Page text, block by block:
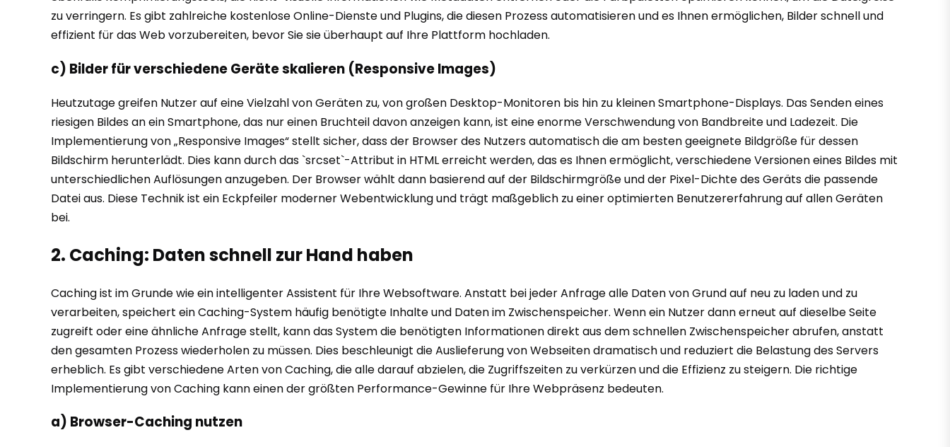
zu verringern. Es gibt zahlreiche kostenlose Online-Dienste und Plugins, die diesen Prozess automatisieren und es Ihnen ermöglichen, Bilder schnell und
effizient für das Web vorzubereiten, bevor Sie sie überhaupt auf Ihre Plattform hochladen.
c) Bilder für verschiedene Geräte skalieren (Responsive Images)
Heutzutage greifen Nutzer auf eine Vielzahl von Geräten zu, von großen Desktop-Monitoren bis hin zu kleinen Smartphone-Displays. Das Senden eines
riesigen Bildes an ein Smartphone, das nur einen Bruchteil davon anzeigen kann, ist eine enorme Verschwendung von Bandbreite und Ladezeit. Die
Implementierung von „Responsive Images“ stellt sicher, dass der Browser des Nutzers automatisch die am besten geeignete Bildgröße für dessen
Bildschirm herunterlädt. Dies kann durch das `srcset`-Attribut in HTML erreicht werden, das es Ihnen ermöglicht, verschiedene Versionen eines Bildes mit
unterschiedlichen Auflösungen anzugeben. Der Browser wählt dann basierend auf der Bildschirmgröße und der Pixel-Dichte des Geräts die passende
Datei aus. Diese Technik ist ein Eckpfeiler moderner Webentwicklung und trägt maßgeblich zu einer optimierten Benutzererfahrung auf allen Geräten
bei.
2. Caching: Daten schnell zur Hand haben
Caching ist im Grunde wie ein intelligenter Assistent für Ihre Websoftware. Anstatt bei jeder Anfrage alle Daten von Grund auf neu zu laden und zu
verarbeiten, speichert ein Caching-System häufig benötigte Inhalte und Daten im Zwischenspeicher. Wenn ein Nutzer dann erneut auf dieselbe Seite
zugreift oder eine ähnliche Anfrage stellt, kann das System die benötigten Informationen direkt aus dem schnellen Zwischenspeicher abrufen, anstatt
den gesamten Prozess wiederholen zu müssen. Dies beschleunigt die Auslieferung von Webseiten dramatisch und reduziert die Belastung des Servers
erheblich. Es gibt verschiedene Arten von Caching, die alle darauf abzielen, die Zugriffszeiten zu verkürzen und die Effizienz zu steigern. Die richtige
Implementierung von Caching kann einen der größten Performance-Gewinne für Ihre Webpräsenz bedeuten.
a) Browser-Caching nutzen